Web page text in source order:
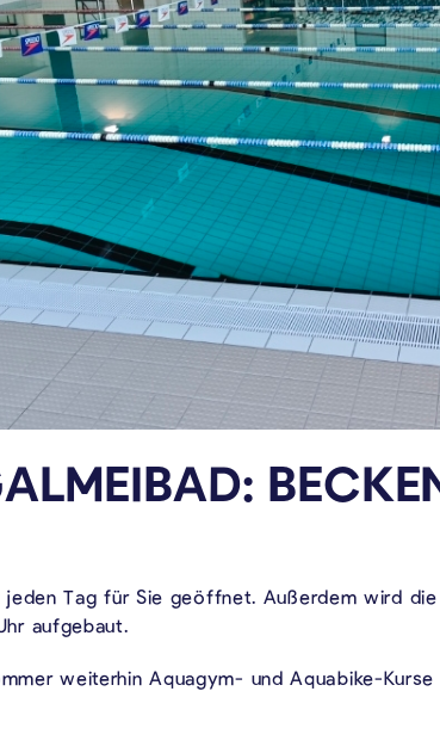
Tag für Sie geöffnet. Außerdem wird
aufgebaut.
weiterhin Aquagym- und Aquabike-